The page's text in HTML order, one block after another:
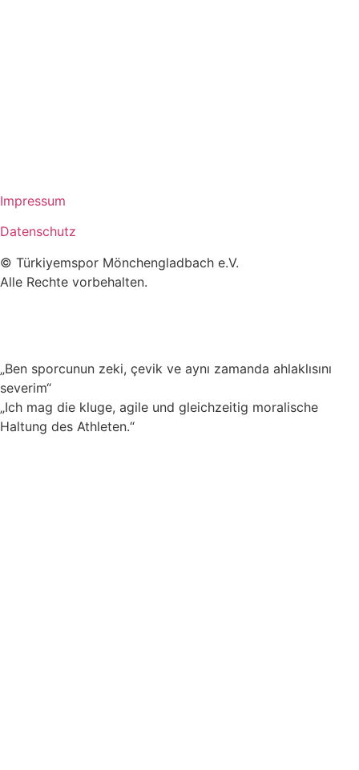
Impressum
Datenschutz
© Türkiyemspor Mönchengladbach e.V.
Alle Rechte vorbehalten.
„Ben sporcunun zeki, çevik ve aynı zamanda ahlaklısını
severim“
„Ich mag die kluge, agile und gleichzeitig moralische
Haltung des Athleten.“